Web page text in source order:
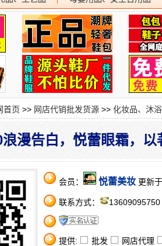
首页 >> 网店代销批发货源 >> 化妆品、沐
浪漫告白，悦蕾眼霜，
会员： 悦蕾美妆 更新
联系方式： 13609095750
提供: 批发 网店代理